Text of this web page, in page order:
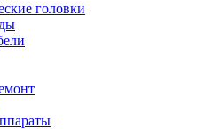
головки